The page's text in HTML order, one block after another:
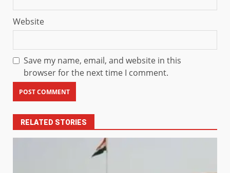
Website
Save my name, email, and website in this
browser for the next time I comment.
RELATED STORIES